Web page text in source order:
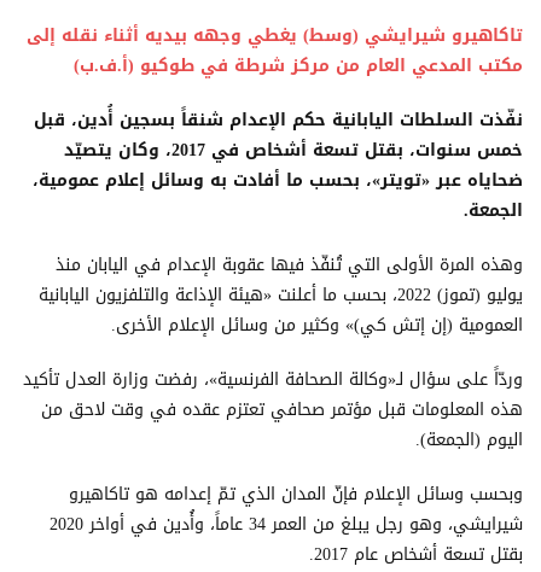
تاكاهيرو شيرايشي (وسط) يغطي وجهه بيديه أثناء نقله إلى
مكتب المدعي العام من مركز شرطة في طوكيو (أ.ف.ب)
نفّذت السلطات اليابانية حكم الإعدام شنقاً بسجين أُدين، قبل
خمس سنوات، بقتل تسعة أشخاص في 2017، وكان يتصيّد
ضحاياه عبر «تويتر»، بحسب ما أفادت به وسائل إعلام عمومية،
الجمعة.
وهذه المرة الأولى التي تُنفّذ فيها عقوبة الإعدام في اليابان منذ
يوليو (تموز) 2022، بحسب ما أعلنت «هيئة الإذاعة والتلفزيون اليابانية
العمومية (إن إتش كي)» وكثير من وسائل الإعلام الأخرى.
وردّاً على سؤال لـ«وكالة الصحافة الفرنسية»، رفضت وزارة العدل تأكيد
هذه المعلومات قبل مؤتمر صحافي تعتزم عقده في وقت لاحق من
اليوم (الجمعة).
وبحسب وسائل الإعلام فإنّ المدان الذي تمّ إعدامه هو تاكاهيرو
شيرايشي، وهو رجل يبلغ من العمر 34 عاماً، وأُدين في أواخر 2020
بقتل تسعة أشخاص عام 2017.